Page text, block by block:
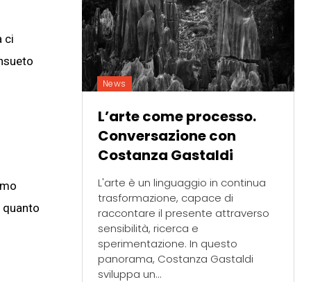
ci
quanto
News
L’arte come processo.
Conversazione con
Costanza Gastaldi
L'arte è un linguaggio in continua
trasformazione, capace di
raccontare il presente attraverso
sensibilità, ricerca e
sperimentazione. In questo
panorama, Costanza Gastaldi
sviluppa un...